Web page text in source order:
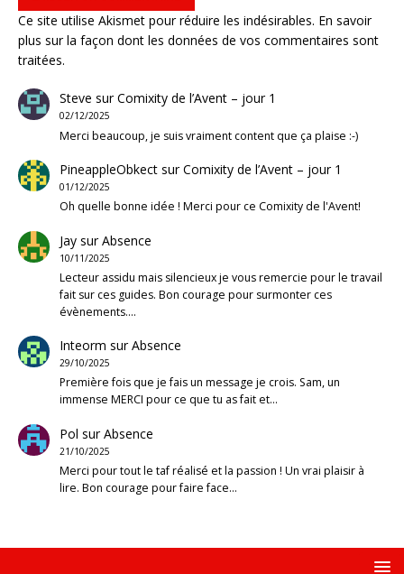
Ce site utilise Akismet pour réduire les indésirables. En savoir
plus sur la façon dont les données de vos commentaires sont
traitées.
Steve surComixity de l’Avent – jour 1
02/12/2025
Merci beaucoup, je suis vraiment content que ça plaise :-)
PineappleObkectsurComixity de l’Avent – jour 1
01/12/2025
Oh quelle bonne idée ! Merci pour ce Comixity de l'Avent!
JaysurAbsence
10/11/2025
Lecteur assidu mais silencieux je vous remercie pour le travail
fait sur ces guides. Bon courage pour surmonter ces
évènements.…
Inteorm surAbsence
29/10/2025
Première fois que je fais un message je crois. Sam, un
immense MERCI pour ce que tu as fait et…
Pol surAbsence
21/10/2025
Merci pour tout le taf réalisé et la passion ! Un vrai plaisir à
lire. Bon courage pour faire face…